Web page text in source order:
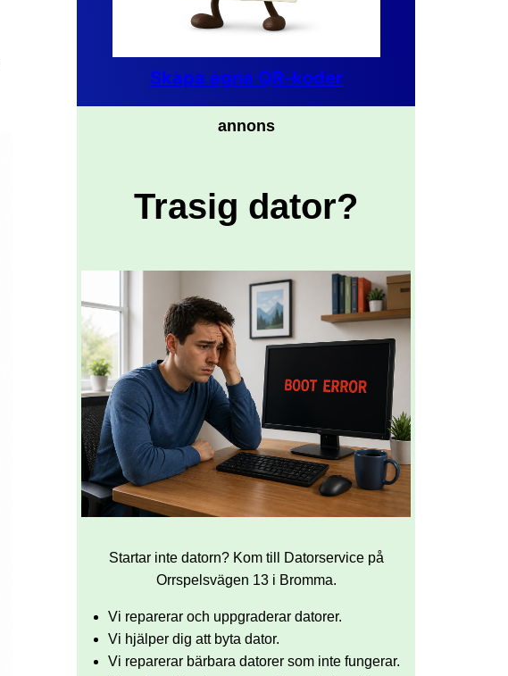
Skapa egna QR-koder
annons
Trasig dator?
Startar inte datorn? Kom till Datorservice på
Orrspelsvägen 13 i Bromma.
Vi reparerar och uppgraderar datorer.
Vi hjälper dig att byta dator.
Vi reparerar bärbara datorer som inte fungerar.